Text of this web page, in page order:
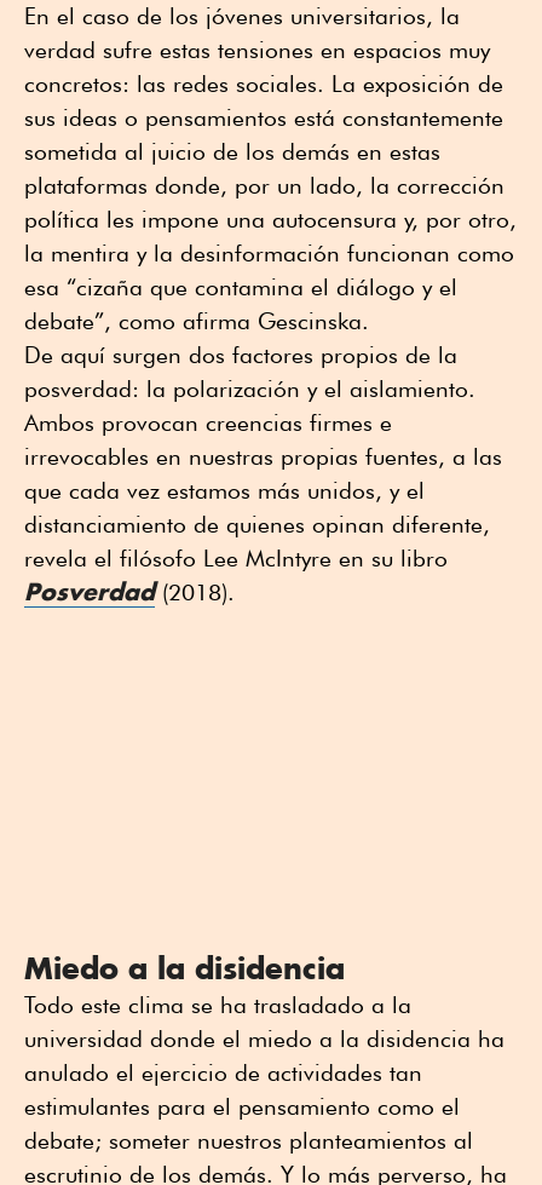
En el caso de los jóvenes universitarios, la
verdad sufre estas tensiones en espacios muy
concretos: las redes sociales. La exposición de
sus ideas o pensamientos está constantemente
sometida al juicio de los demás en estas
plataformas donde, por un lado, la corrección
política les impone una autocensura y, por otro,
la mentira y la desinformación funcionan como
esa “cizaña que contamina el diálogo y el
debate”, como afirma Gescinska.
De aquí surgen dos factores propios de la
posverdad: la polarización y el aislamiento.
Ambos provocan creencias firmes e
irrevocables en nuestras propias fuentes, a las
que cada vez estamos más unidos, y el
distanciamiento de quienes opinan diferente,
revela el filósofo Lee McIntyre en su libro
Posverdad(2018).
Miedo a la disidencia
Todo este clima se ha trasladado a la
universidad donde el miedo a la disidencia ha
anulado el ejercicio de actividades tan
estimulantes para el pensamiento como el
debate; someter nuestros planteamientos al
escrutinio de los demás. Y lo más perverso, ha